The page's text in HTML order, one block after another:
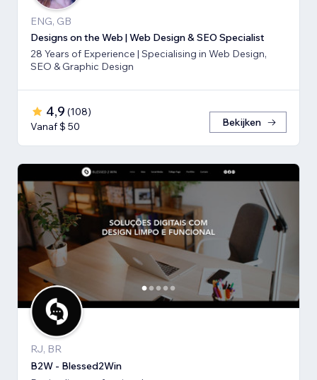
ENG, GB
Designs on the Web | Web Design & SEO Specialist
28 Years of Experience | Specialising in Web Design,
SEO & Graphic Design
4,9 (108)
Vanaf $ 50
Bekijken
RJ, BR
B2W - Blessed2Win